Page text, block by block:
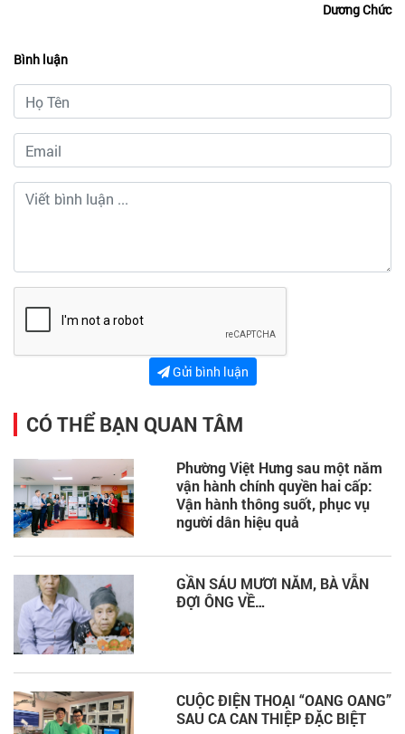
Dương Chức
Bình luận
Gửi bình luận
CÓ THỂ BẠN QUAN TÂM
Phường Việt Hưng sau một năm
vận hành chính quyền hai cấp:
Vận hành thông suốt, phục vụ
người dân hiệu quả
GẦN SÁU MƯƠI NĂM, BÀ VẪN
ĐỢI ÔNG VỀ…
CUỘC ĐIỆN THOẠI “OANG OANG”
SAU CA CAN THIỆP ĐẶC BIỆT